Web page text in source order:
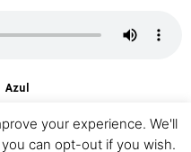
Azul
your experience. We'll
can opt-out if you wish.